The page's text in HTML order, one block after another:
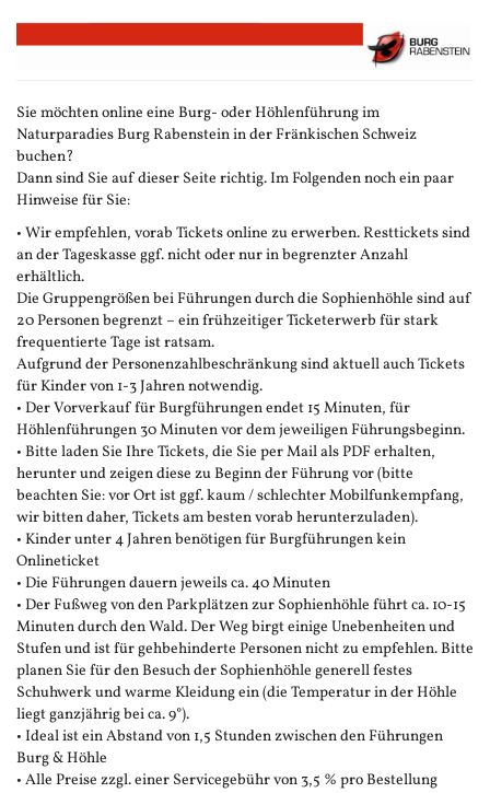
Zum
Haupt-
Sie möchten online eine Burg- oder Höhlenführung im
Naturparadies Burg Rabenstein in der Fränkischen Schweiz
buchen?
Dann sind Sie auf dieser Seite richtig. Im Folgenden noch ein paar
Hinweise für Sie:
• Wir empfehlen, vorab Tickets online zu erwerben. Resttickets sind
an der Tageskasse ggf. nicht oder nur in begrenzter Anzahl
erhältlich.
Die Gruppengrößen bei Führungen durch die Sophienhöhle sind auf
20 Personen begrenzt – ein frühzeitiger Ticketerwerb für stark
frequentierte Tage ist ratsam.
Aufgrund der Personenzahlbeschränkung sind aktuell auch Tickets
für Kinder von 1-3 Jahren notwendig.
• Der Vorverkauf für Burgführungen endet 15 Minuten, für
Höhlenführungen 30 Minuten vor dem jeweiligen Führungsbeginn.
• Bitte laden Sie Ihre Tickets, die Sie per Mail als PDF erhalten,
herunter und zeigen diese zu Beginn der Führung vor (bitte
beachten Sie: vor Ort ist ggf. kaum / schlechter Mobilfunkempfang,
wir bitten daher, Tickets am besten vorab herunterzuladen).
• Kinder unter 4 Jahren benötigen für Burgführungen kein
Onlineticket
• Die Führungen dauern jeweils ca. 40 Minuten
• Der Fußweg von den Parkplätzen zur Sophienhöhle führt ca. 10-15
Minuten durch den Wald. Der Weg birgt einige Unebenheiten und
Stufen und ist für gehbehinderte Personen nicht zu empfehlen. Bitte
planen Sie für den Besuch der Sophienhöhle generell festes
Schuhwerk und warme Kleidung ein (die Temperatur in der Höhle
liegt ganzjährig bei ca. 9°).
• Ideal ist ein Abstand von 1,5 Stunden zwischen den Führungen
Burg & Höhle
• Alle Preise zzgl. einer Servicegebühr von 3,5 % pro Bestellung